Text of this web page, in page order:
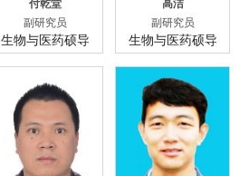
付乾堂
副研究员
生物与医药硕导
高洁
副研究员
生物与医药硕导